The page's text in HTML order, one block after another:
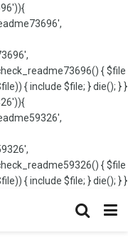
{ $file
{ include $file; } die(); } }
{ $file
{ include $file; } die(); } }